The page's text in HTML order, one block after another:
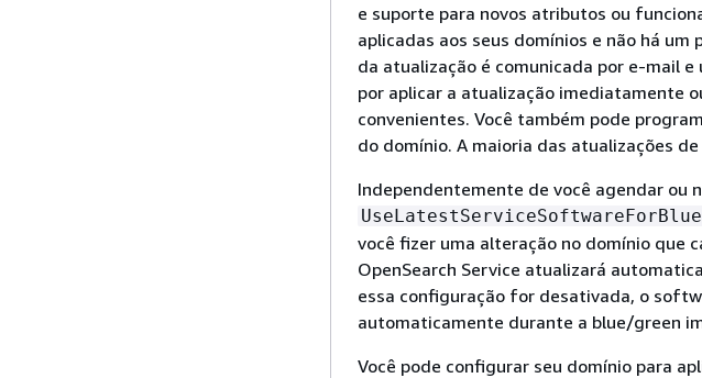
e suporte para novos atributos ou
aplicadas aos seus domínios e não há
da atualização é comunicada por e-mail
por aplicar a atualização imediatamente
convenientes. Você também pode
do domínio. A maioria das atualizações
Independentemente de você agendar ou
você fizer uma alteração no domínio que
OpenSearch Service atualizará
essa configuração for desativada, o
automaticamente durante a blue/green
Você pode configurar seu domínio para